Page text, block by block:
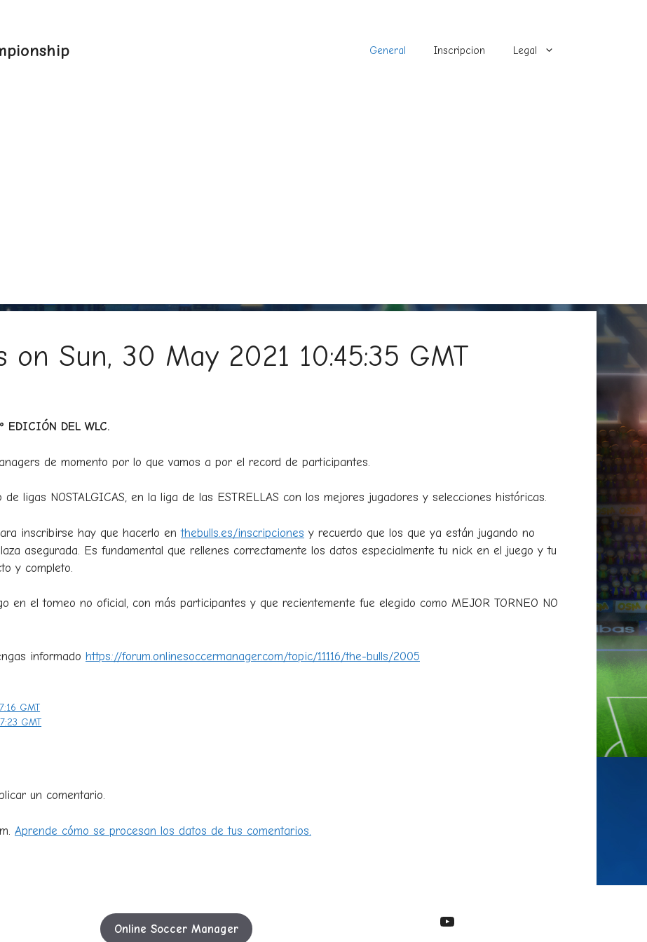
General Inscripcion Legal
on Sun, 30 May 2021 10:45:35 GMT
EDICIÓN DEL WLC.
de momento por lo que vamos a por el record de participantes.
ligas NOSTALGICAS, en la liga de las ESTRELLAS con los mejores jugadores y selecciones históricas.
inscribirse hay que hacerlo enthebulls.es/inscripciones y recuerdo que los que ya están jugando no
asegurada. Es fundamental que rellenes correctamente los datos especialmente tu nick en el juego y tu
y completo.
en el torneo no oficial, con más participantes y que recientemente fue elegido como MEJOR TORNEO NO
informado https://forum.onlinesoccermanager.com/topic/11116/the-bulls/2005
GMT
GMT
un comentario.
Aprende cómo se procesan los datos de tus comentarios.
Online Soccer Manager YouTube